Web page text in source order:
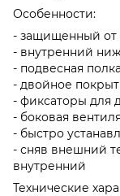
Особенности:
- защищенный от
- внутренний
- подвесная полка
- двойное
- фиксаторы для
- боковая
- быстро
- сняв внешний
внутренний
Технические